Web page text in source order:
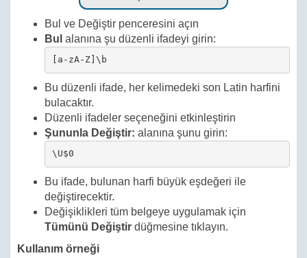
Bul ve Değiştir penceresini açın
Bul alanına şu düzenli ifadeyi girin:
[a-zA-Z]\b
Bu düzenli ifade, her kelimedeki son Latin harfini
bulacaktır.
Düzenli ifadeler seçeneğini etkinleştirin
Şununla Değiştir: alanına şunu girin:
\U$0
Bu ifade, bulunan harfi büyük eşdeğeri ile
değiştirecektir.
Değişiklikleri tüm belgeye uygulamak için
Tümünü Değiştir düğmesine tıklayın.
Kullanım örneği